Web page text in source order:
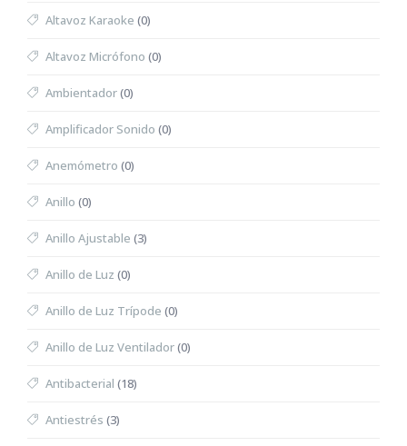
Altavoz Karaoke (0)
Altavoz Micrófono (0)
Ambientador(0)
Amplificador Sonido (0)
Anemómetro (0)
Anillo (0)
Anillo Ajustable (3)
Anillo de Luz (0)
Anillo de Luz Trípode (0)
Anillo de Luz Ventilador(0)
Antibacterial (18)
Antiestrés (3)